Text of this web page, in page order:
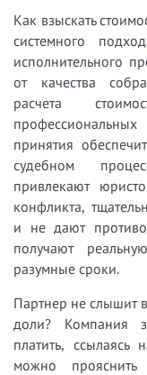
Как взыскать
системного
исполнительного
от качества
расчета
принятия
судебном
привлекают
конфликта,
и не дают
получают
разумные сроки.
Партнер не слышит
доли? Компания
платить, ссылаясь
можно прояснить